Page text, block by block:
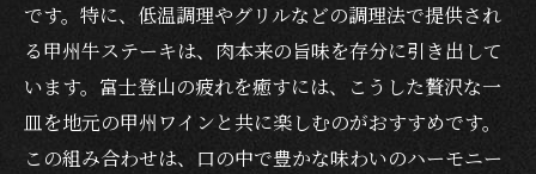
です。特に、低温調理やグリルなどの調理法で提供され
る甲州牛ステーキは、肉本来の旨味を存分に引き出して
います。富士登山の疲れを癒すには、こうした贅沢な一
皿を地元の甲州ワインと共に楽しむのがおすすめです。
この組み合わせは、口の中で豊かな味わいのハーモニー